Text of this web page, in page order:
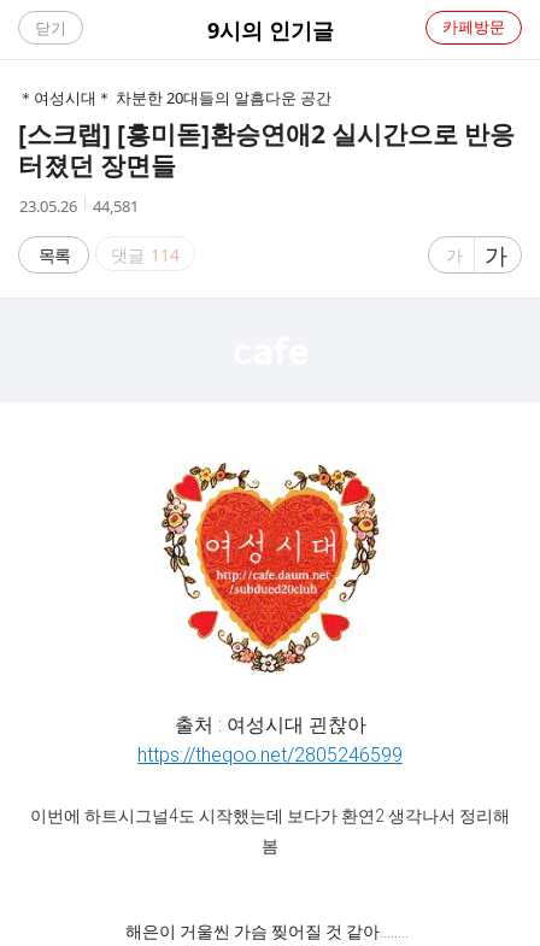
C
9시의 인기글
닫기 카페방문
＊여성시대＊ 차분한 20대들의 알흠다운 공간
[스크랩] [흥미돋]환승연애2 실시간으로 반응
터졌던 장면들
작
시
간
23.05.26
조
44,581
목록 댓글 114
글
가
글
자
가
출처 : 여성시대 괸찭아
https://theqoo.net/2805246599
이번에 하트시그널4도 시작했는데 보다가 환연2 생각나서 정리해
봄
해은이 거울씬 가슴 찢어질 것 같아........